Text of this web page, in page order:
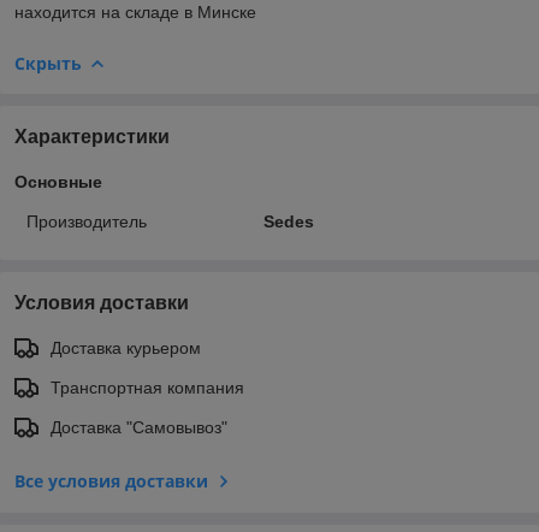
находится на складе в Минске
Скрыть
Характеристики
Основные
Производитель Sedes
Условия доставки
Доставка курьером
Транспортная компания
Доставка "Самовывоз"
Все условия доставки